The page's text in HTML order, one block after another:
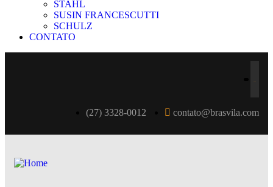
STAHL
SUSIN FRANCESCUTTI
SCHULZ
CONTATO
(27) 3328-0012 contato@brasvila.com